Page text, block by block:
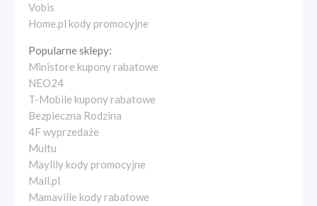
Vobis
Home.pl kody promocyjne
Popularne sklepy:
Ministore kupony rabatowe
NEO24
T-Mobile kupony rabatowe
Bezpieczna Rodzina
4F wyprzedaże
Multu
Maylily kody promocyjne
Mall.pl
Mamaville kody rabatowe